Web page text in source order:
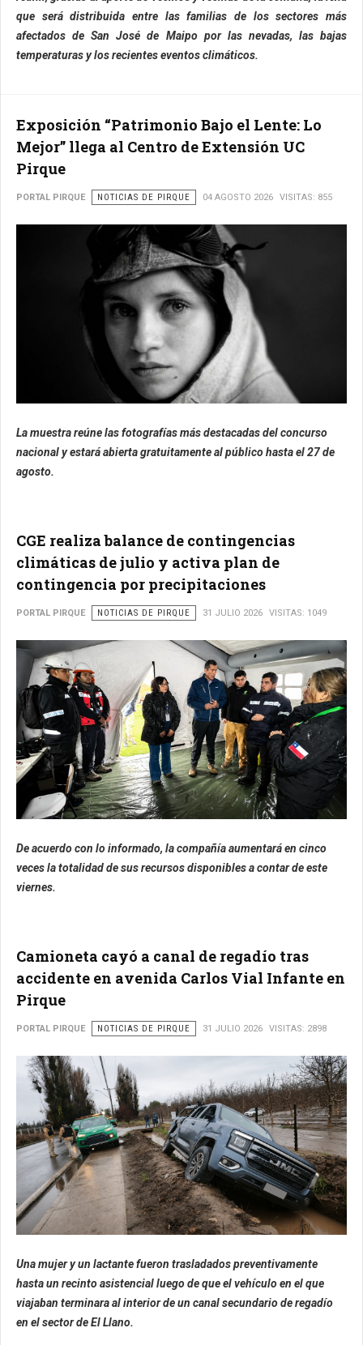
que será distribuida entre las familias de los sectores más
afectados de San José de Maipo por las nevadas, las bajas
temperaturas y los recientes eventos climáticos.
Exposición “Patrimonio Bajo el Lente: Lo
Mejor” llega al Centro de Extensión UC
Pirque
PORTAL PIRQUE NOTICIAS DE PIRQUE 04 AGOSTO 2026 VISITAS: 855
La muestra reúne las fotografías más destacadas del concurso
nacional y estará abierta gratuitamente al público hasta el 27 de
agosto.
CGE realiza balance de contingencias
climáticas de julio y activa plan de
contingencia por precipitaciones
PORTAL PIRQUE NOTICIAS DE PIRQUE 31 JULIO 2026 VISITAS: 1049
De acuerdo con lo informado, la compañía aumentará en cinco
veces la totalidad de sus recursos disponibles a contar de este
viernes.
Camioneta cayó a canal de regadío tras
accidente en avenida Carlos Vial Infante en
Pirque
PORTAL PIRQUE NOTICIAS DE PIRQUE 31 JULIO 2026 VISITAS: 2898
Una mujer y un lactante fueron trasladados preventivamente
hasta un recinto asistencial luego de que el vehículo en el que
viajaban terminara al interior de un canal secundario de regadío
en el sector de El Llano.